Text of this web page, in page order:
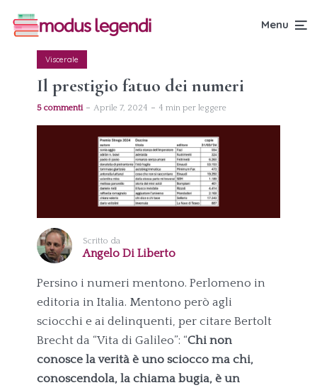
Menu
Viscerale
Il prestigio fatuo dei numeri
5 commenti Aprile 7, 2024 4 min per leggere
Scritto da
Angelo Di Liberto
Persino i numeri mentono. Perlomeno in
editoria in Italia. Mentono però agli
sciocchi e ai delinquenti, per citare Bertolt
Brecht da “Vita di Galileo”: “Chi non
conosce la verità è uno sciocco ma chi,
conoscendola, la chiama bugia, è un